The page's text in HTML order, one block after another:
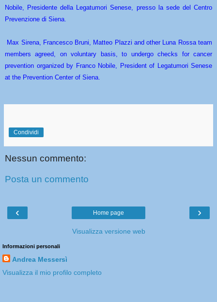
Nobile, Presidente della Legatumori Senese, presso la sede del Centro
Prevenzione di Siena.
Max Sirena, Francesco Bruni, Matteo Plazzi and other Luna Rossa team
members agreed, on voluntary basis, to undergo checks for cancer
prevention organized by Franco Nobile, President of Legatumori Senese
at the Prevention Center of Siena.
Condividi
Nessun commento:
Posta un commento
‹ ›
Home page
Visualizza versione web
Informazioni personali
Andrea Messersì
Visualizza il mio profilo completo